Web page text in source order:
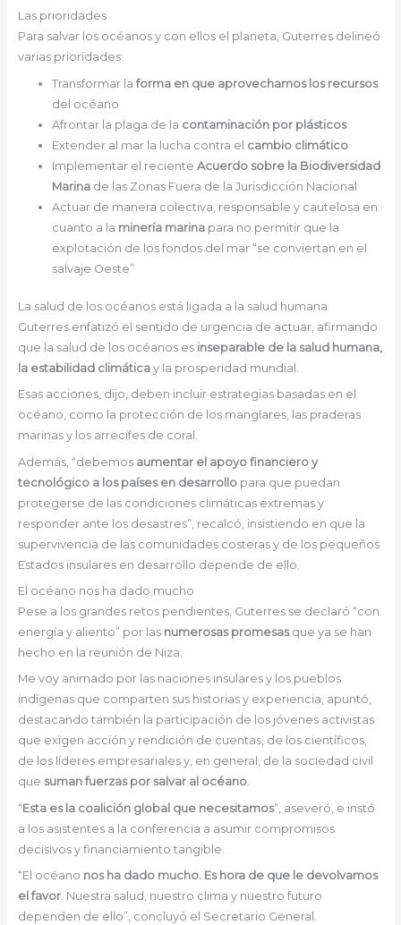
Las prioridades
Para salvar los océanos y con ellos el planeta, Guterres delineó
varias prioridades:
Transformar la forma en que aprovechamos los recursos
del océano
Afrontar la plaga de la contaminación por plásticos
Extender al mar la lucha contra el cambio climático
Implementar el reciente Acuerdo sobre la Biodiversidad
Marinade las Zonas Fuera de la Jurisdicción Nacional
Actuar de manera colectiva, responsable y cautelosa en
cuanto a la minería marinapara no permitir que la
explotación de los fondos del mar “se conviertan en el
salvaje Oeste”
La salud de los océanos está ligada a la salud humana
Guterres enfatizó el sentido de urgencia de actuar, afirmando
que la salud de los océanos es inseparable de la salud humana,
la estabilidad climáticay la prosperidad mundial.
Esas acciones, dijo, deben incluir estrategias basadas en el
océano, como la protección de los manglares, las praderas
marinas y los arrecifes de coral.
Además, “debemos aumentar el apoyo financiero y
tecnológico a los países en desarrollo para que puedan
protegerse de las condiciones climáticas extremas y
responder ante los desastres”, recalcó, insistiendo en que la
supervivencia de las comunidades costeras y de los pequeños
Estados insulares en desarrollo depende de ello.
El océano nos ha dado mucho
Pese a los grandes retos pendientes, Guterres se declaró “con
energía y aliento” por las numerosas promesasque ya se han
hecho en la reunión de Niza.
Me voy animado por las naciones insulares y los pueblos
indígenas que comparten sus historias y experiencia, apuntó,
destacando también la participación de los jóvenes activistas
que exigen acción y rendición de cuentas, de los científicos,
de los líderes empresariales y, en general, de la sociedad civil
que suman fuerzas por salvar al océano.
“Esta es la coalición global que necesitamos”, aseveró, e instó
a los asistentes a la conferencia a asumir compromisos
decisivos y financiamiento tangible.
“El océano nos ha dado mucho. Es hora de que le devolvamos
el favor. Nuestra salud, nuestro clima y nuestro futuro
dependen de ello”, concluyó el Secretario General.